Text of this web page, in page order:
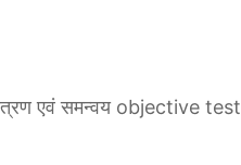
एवं समन्वय objective test